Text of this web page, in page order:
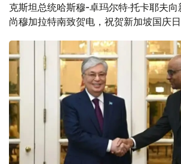
克斯坦总统哈斯穆-卓玛尔特·托卡耶夫向
尚穆加拉特南致贺电，祝贺新加坡国庆日